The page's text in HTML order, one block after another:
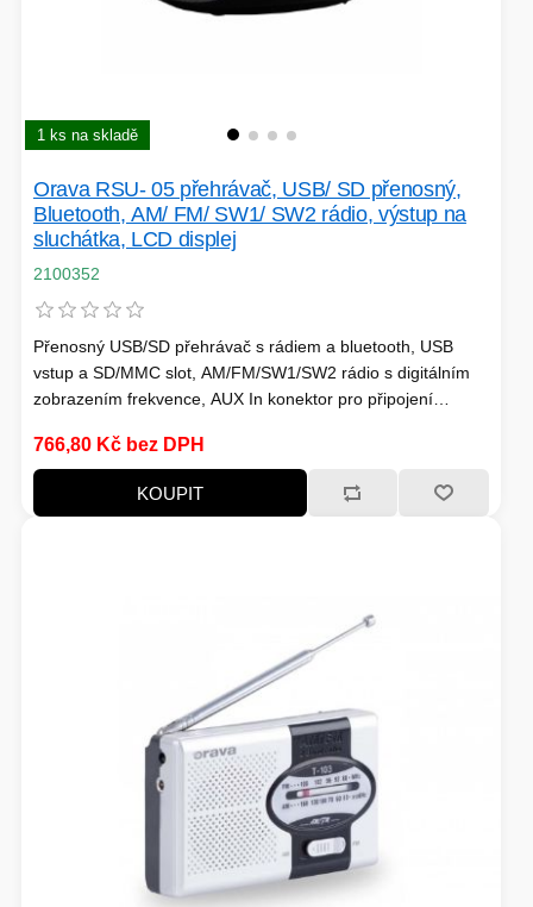
1 ks na skladě
Orava RSU- 05 přehrávač, USB/ SD přenosný,
Bluetooth, AM/ FM/ SW1/ SW2 rádio, výstup na
sluchátka, LCD displej
2100352
Přenosný USB/SD přehrávač s rádiem a bluetooth, USB
vstup a SD/MMC slot, AM/FM/SW1/SW2 rádio s digitálním
zobrazením frekvence, AUX In konektor pro připojení
766,80 Kč bez DPH
KOUPIT